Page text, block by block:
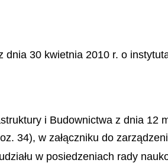
dnia 30 kwietnia 2010 r. o
i Budownictwa z dnia 12
34), w załączniku do
w posiedzeniach rady